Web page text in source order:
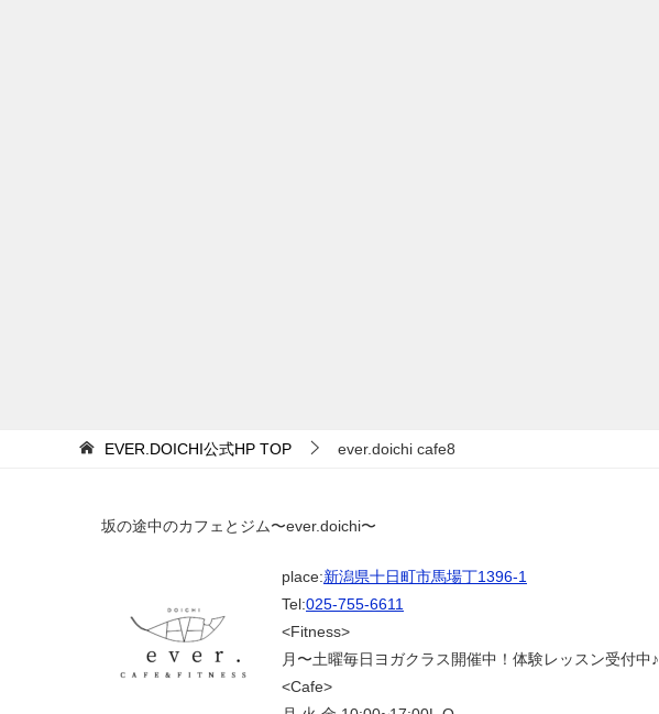
EVER.DOICHI公式HP TOP ever.doichi cafe8
坂の途中のカフェとジム〜ever.doichi〜
place:新潟県十日町市馬場丁1396-1
Tel:025-755-6611
<Fitness>
月〜土曜毎日ヨガクラス開催中！体験レッスン受付中♪
<Cafe>